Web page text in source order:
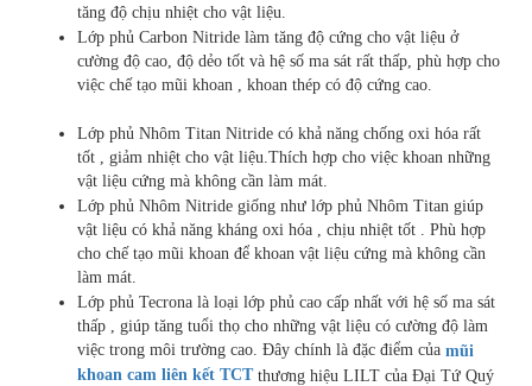
tăng độ chịu nhiệt cho vật liệu.
Lớp phủ Carbon Nitride làm tăng độ cứng cho vật liệu ở
cường độ cao, độ dẻo tốt và hệ số ma sát rất thấp, phù hợp cho
việc chế tạo mũi khoan , khoan thép có độ cứng cao.
Lớp phủ Nhôm Titan Nitride có khả năng chống oxi hóa rất
tốt , giảm nhiệt cho vật liệu.Thích hợp cho việc khoan những
vật liệu cứng mà không cần làm mát.
Lớp phủ Nhôm Nitride giống như lớp phủ Nhôm Titan giúp
vật liệu có khả năng kháng oxi hóa , chịu nhiệt tốt . Phù hợp
cho chế tạo mũi khoan để khoan vật liệu cứng mà không cần
làm mát.
Lớp phủ Tecrona là loại lớp phủ cao cấp nhất với hệ số ma sát
thấp , giúp tăng tuổi thọ cho những vật liệu có cường độ làm
việc trong môi trường cao. Đây chính là đặc điểm của mũi
khoan cam liên kết TCTthương hiệu LILT của Đại Tứ Quý